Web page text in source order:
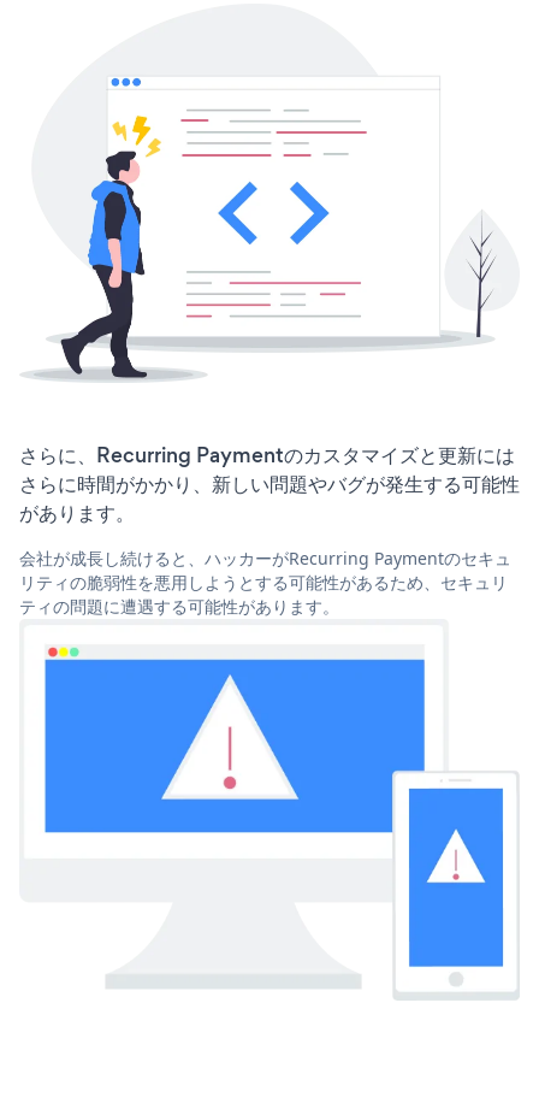
さらに、Recurring Paymentのカスタマイズと更新には
さらに時間がかかり、新しい問題やバグが発生する可能性
があります。
会社が成長し続けると、ハッカーがRecurring Paymentのセキュ
リティの脆弱性を悪用しようとする可能性があるため、セキュリ
ティの問題に遭遇する可能性があります。